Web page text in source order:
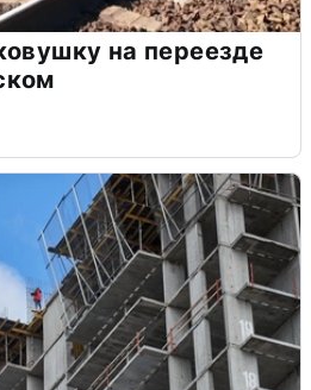
на переезде